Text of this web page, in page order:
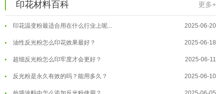
夜间安全卫士：丝印反光粉搭配全攻... 2026-01-20
温变粉可以做防伪标签、温变防伪吗... 2026-08-05
温变粉适合做热变还是冷变？ 2026-08-04
温变粉注塑后表面翻车？粗糙、颗粒... 2026-07-28
温变粉保质期有多久？开封后如何保... 2026-07-20
温变粉大批量保存指南｜做对这几步... 2026-07-17
印花材料百科 更多+
反光粉太久不用结块要怎么处理？ 2025-07-11
印花温变粉最适合用在什么行业上呢... 2025-06-20
油性反光粉怎么印花效果最好？ 2025-06-18
超细反光粉怎么印牢度才会更好？ 2025-06-11
反光粉是永久有效的吗？能用多久？ 2025-06-10
外墙涂料中怎么添加反光粉使用？ 2025-06-05